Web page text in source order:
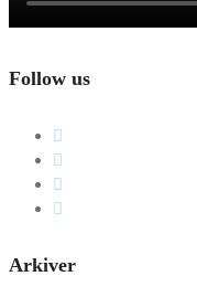
Follow us
Arkiver